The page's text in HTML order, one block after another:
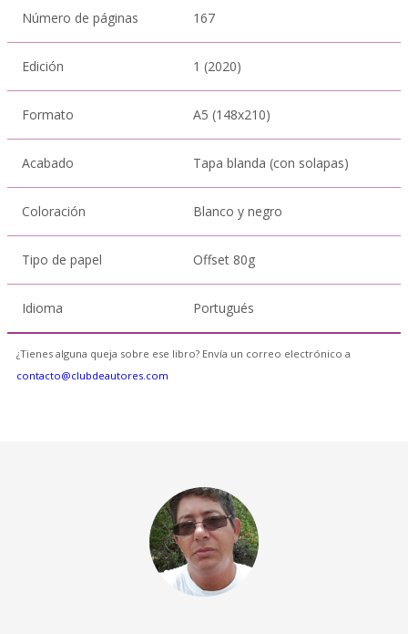
Número de páginas 167
Edición 1 (2020)
Formato A5 (148x210)
Acabado Tapa blanda (con solapas)
Coloración Blanco y negro
Tipo de papel Offset 80g
Idioma Portugués
¿Tienes alguna queja sobre ese libro? Envía un correo electrónico a
contacto@clubdeautores.com